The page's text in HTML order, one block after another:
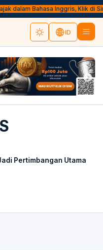
dalam Bahasa Inggris, Klik di
ID
Pertimbangan Utama